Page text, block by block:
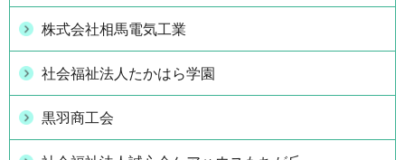
株式会社相馬電気工業
社会福祉法人たかはら学園
黒羽商工会